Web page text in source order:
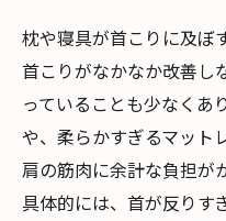
枕や寝具が首こりに及ぼ
首こりがなかなか改善し
っていることも少なくあ
や、柔らかすぎるマット
肩の筋肉に余計な負担が
具体的には、首が反りす